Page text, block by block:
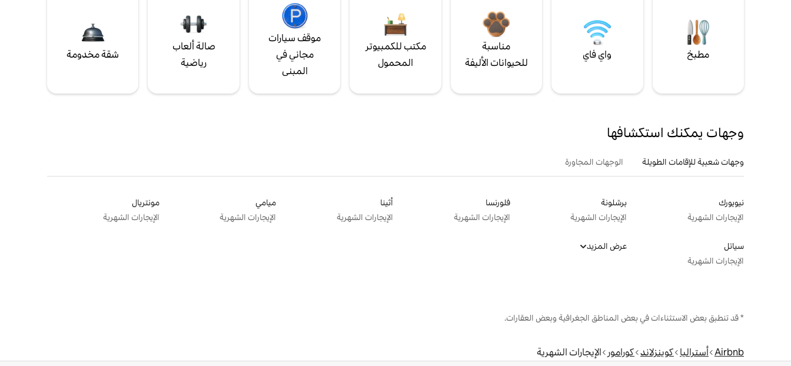
مطبخ واي فاي
مناسبة
للحيوانات الأليفة
مكتب للكمبيوتر
المحمول
موقف سيارات
مجاني في
المبنى
صالة ألعاب
رياضية
شقة مخدومة
وجهات يمكنك استكشافها
وجهات شعبية للإقامات الطويلة الوجهات المجاورة
نيويورك
الإيجارات الشهرية
برشلونة
الإيجارات الشهرية
فلورنسا
الإيجارات الشهرية
أثينا
الإيجارات الشهرية
ميامي
الإيجارات الشهرية
مونتريال
الإيجارات الشهرية
سياتل
الإيجارات الشهرية
عرض المزيد
* قد تنطبق بعض الاستثناءات في بعض المناطق الجغرافية وبعض العقارات.
Airbnb أستراليا كوينزلاند كورامور الإيجارات الشهرية